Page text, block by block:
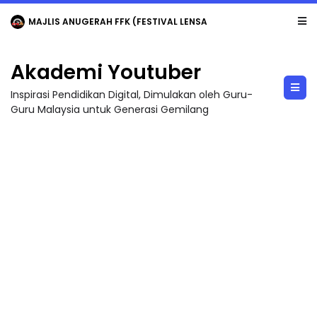
MAJLIS ANUGERAH FFK (FESTIVAL LENSA PENDIDIKAN - FLeP) 2026
Akademi Youtuber
Inspirasi Pendidikan Digital, Dimulakan oleh Guru-
Guru Malaysia untuk Generasi Gemilang